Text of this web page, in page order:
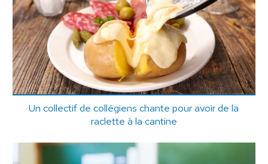
Un collectif de collégiens chante pour avoir de la
raclette à la cantine